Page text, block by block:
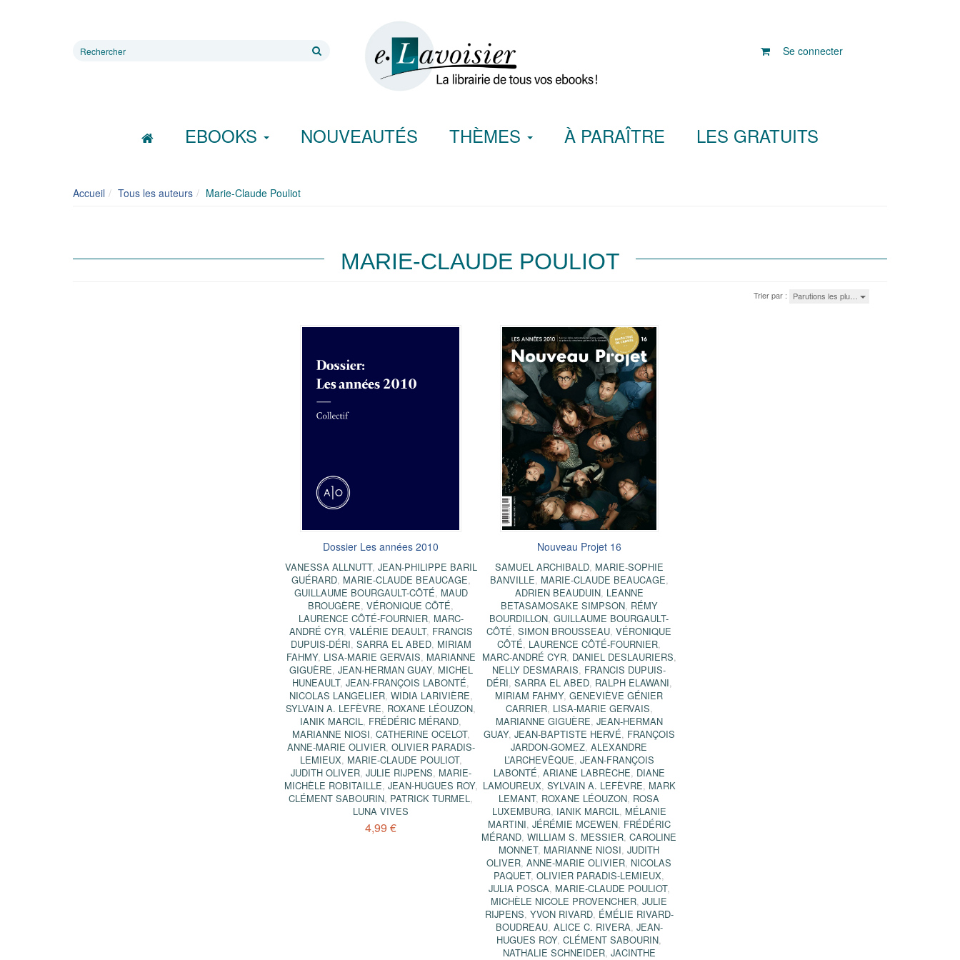
Rechercher
Se connecter
EBOOKS NOUVEAUTÉS THÈMES À PARAÎTRE LES GRATUITS
Accueil Tous les auteurs Marie-Claude Pouliot
MARIE-CLAUDE POULIOT
Trier par : Parutions les plu…
Dossier Les années 2010
VANESSA ALLNUTT, JEAN-PHILIPPE BARIL
GUÉRARD, MARIE-CLAUDE BEAUCAGE,
GUILLAUME BOURGAULT-CÔTÉ, MAUD
BROUGÈRE,VÉRONIQUE CÔTÉ,
LAURENCE CÔTÉ-FOURNIER, MARC-
ANDRÉ CYR, VALÉRIE DEAULT, FRANCIS
DUPUIS-DÉRI, SARRA EL ABED, MIRIAM
FAHMY, LISA-MARIE GERVAIS, MARIANNE
GIGUÈRE, JEAN-HERMAN GUAY, MICHEL
HUNEAULT,JEAN-FRANÇOIS LABONTÉ,
NICOLAS LANGELIER, WIDIA LARIVIÈRE,
SYLVAIN A. LEFÈVRE, ROXANE LÉOUZON,
IANIK MARCIL , FRÉDÉRIC MÉRAND,
MARIANNE NIOSI, CATHERINE OCELOT,
ANNE-MARIE OLIVIER, OLIVIER PARADIS-
LEMIEUX, MARIE-CLAUDE POULIOT,
JUDITH OLIVER, JULIE RIJPENS, MARIE-
MICHÈLE ROBITAILLE, JEAN-HUGUES ROY,
CLÉMENT SABOURIN, PATRICK TURMEL ,
LUNA VIVES
4,99 €
Nouveau Projet 16
SAMUEL ARCHIBALD, MARIE-SOPHIE
BANVILLE, MARIE-CLAUDE BEAUCAGE,
ADRIEN BEAUDUIN, LEANNE
BETASAMOSAKE SIMPSON, RÉMY
BOURDILLON,GUILLAUME BOURGAULT-
CÔTÉ,SIMON BROUSSEAU,VÉRONIQUE
CÔTÉ, LAURENCE CÔTÉ-FOURNIER,
MARC-ANDRÉ CYR, DANIEL DESLAURIERS,
NELLY DESMARAIS, FRANCIS DUPUIS-
DÉRI, SARRA EL ABED, RALPH ELAWANI,
MIRIAM FAHMY,GENEVIÈVE GÉNIER
CARRIER, LISA-MARIE GERVAIS,
MARIANNE GIGUÈRE, JEAN-HERMAN
GUAY, JEAN-BAPTISTE HERVÉ, FRANÇOIS
JARDON-GOMEZ,ALEXANDRE
L’ARCHEVÊQUE, JEAN-FRANÇOIS
LABONTÉ, ARIANE LABRÈCHE, DIANE
LAMOUREUX, SYLVAIN A. LEFÈVRE, MARK
LEMANT, ROXANE LÉOUZON, ROSA
LUXEMBURG, IANIK MARCIL , MÉLANIE
MARTINI, JÉRÉMIE MCEWEN, FRÉDÉRIC
MÉRAND,WILLIAM S. MESSIER,CAROLINE
MONNET, MARIANNE NIOSI,JUDITH
OLIVER,ANNE-MARIE OLIVIER, NICOLAS
PAQUET,OLIVIER PARADIS-LEMIEUX,
JULIA POSCA, MARIE-CLAUDE POULIOT,
MICHÈLE NICOLE PROVENCHER,JULIE
RIJPENS, YVON RIVARD, ÉMÉLIE RIVARD-
BOUDREAU, ALICE C. RIVERA, JEAN-
HUGUES ROY,CLÉMENT SABOURIN,
NATHALIE SCHNEIDER, JACINTHE